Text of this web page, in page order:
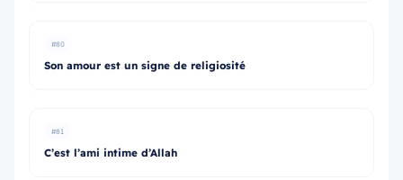
#80
Son amour est un signe de religiosité
#81
C’est l’ami intime d’Allah